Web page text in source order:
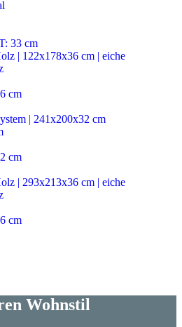
33 cm
cm
cm
cm
Wohnstil